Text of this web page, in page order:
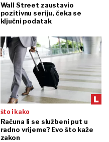
Wall Street zaustavio
pozitivnu seriju, čeka se
ključni podatak
što i kako
Računa li se službeni put u
radno vrijeme? Evo što kaže
zakon